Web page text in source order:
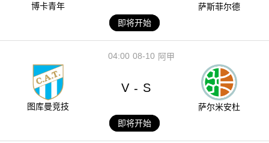
博卡青年
萨斯菲尔德
即将开始
08-10
04:00 阿甲
图库曼竞技
V - S
萨尔米安杜
即将开始